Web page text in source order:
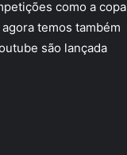
como a copa
temos também
são lançada